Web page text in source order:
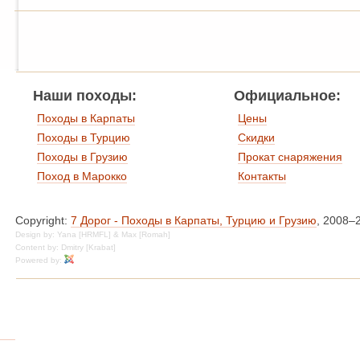
Наши походы:
Походы в Карпаты
Походы в Турцию
Походы в Грузию
Поход в Марокко
Официальное:
Цены
Скидки
Прокат снаряжения
Контакты
Copyright: 7 Дорог - Походы в Карпаты, Турцию и Грузию,
Design by: Yana [HRMFL] & Max [Romah]
Content by: Dmitry [Krabat]
Powered by: